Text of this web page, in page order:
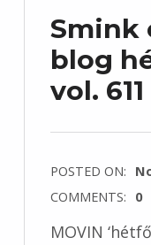
Smink
blog
vol. 611
POSTED ON:
COMMENTS: 0
MOVIN